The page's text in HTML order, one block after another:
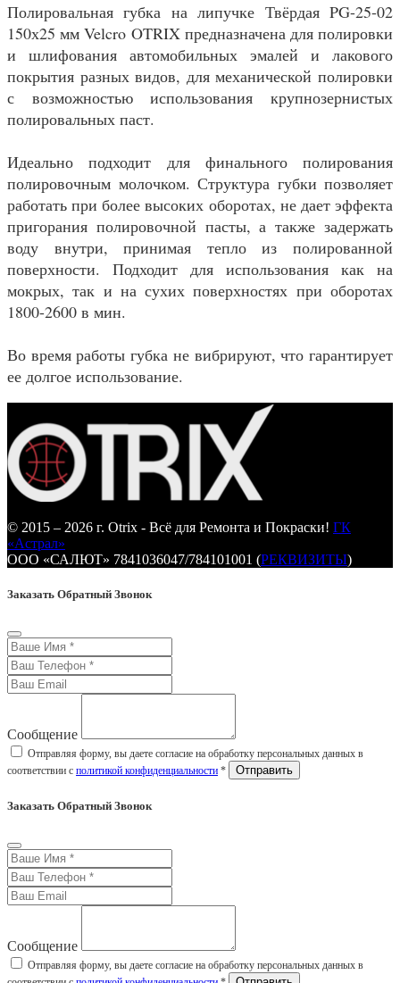
Полировальная губка на липучке Твёрдая PG-25-02
150х25 мм Velcro OTRIX предназначена для полировки
и шлифования автомобильных эмалей и лакового
покрытия разных видов, для механической полировки
с возможностью использования крупнозернистых
полировальных паст.
Идеально подходит для финального полирования
полировочным молочком. Структура губки позволяет
работать при более высоких оборотах, не дает эффекта
пригорания полировочной пасты, а также задержать
воду внутри, принимая тепло из полированной
поверхности. Подходит для использования как на
мокрых, так и на сухих поверхностях при оборотах
1800-2600 в мин.
Во время работы губка не вибрируют, что гарантирует
ее долгое использование.
© 2015 – 2026 г. Otrix - Всё для Ремонта и Покраски! ГК
«Астрал»
ООО «САЛЮТ» 7841036047/784101001 (РЕКВИЗИТЫ)
Заказать Обратный Звонок
Сообщение
Отправляя форму, вы даете согласие на обработку персональных данных в
соответствии с политикой конфиденциальности *
Заказать Обратный Звонок
Сообщение
Отправляя форму, вы даете согласие на обработку персональных данных в